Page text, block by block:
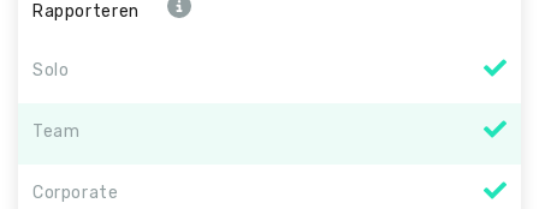
Rapporteren
Solo
Team
Corporate